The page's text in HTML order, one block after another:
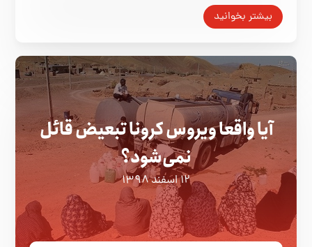
بیشتر بخوانید
آیا واقعا ویروس کرونا تبعیض قائل
نمی‌شود؟
۱۲ اسفند ۱۳۹۸